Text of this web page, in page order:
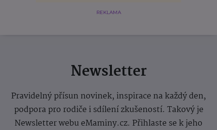
REKLAMA
Newsletter
Pravidelný přísun novinek, inspirace na každý den,
podpora pro rodiče i sdílení zkušeností. Takový je
Newsletter webu eMaminy.cz. Přihlaste se k jeho